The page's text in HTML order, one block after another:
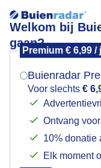
Welkom bij
gaan?
Premium € 6,99 /
Buienradar
Voor slechts €
Ontvang
10% donatie
Elk moment
meteorenzwerm
Mogen we
Indien je hier
verschijnt er zo